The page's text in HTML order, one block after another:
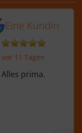
Kundin vor
5 Sternen
Eine Kundin
vor 11 Tagen
Alles prima.